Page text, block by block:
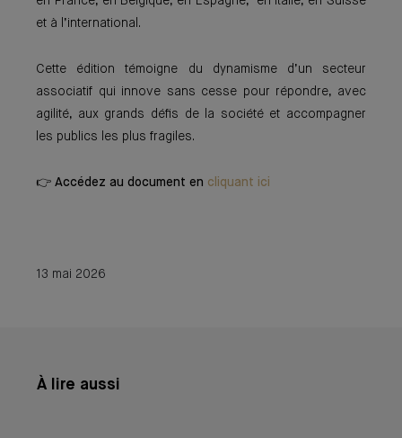
et à l’international.
Cette édition témoigne du dynamisme d’un secteur
associatif qui innove sans cesse pour répondre, avec
agilité, aux grands défis de la société et accompagner
les publics les plus fragiles.
👉 Accédez au document en cliquant ici
13 mai 2026
À lire aussi